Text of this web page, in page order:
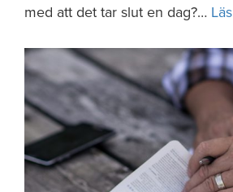
med att det tar slut en dag?…